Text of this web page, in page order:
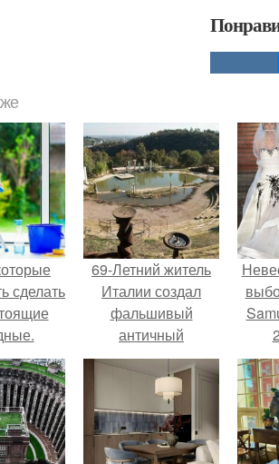
сделать
69-Летний житель
Италии создал
фальшивый
античный
амфитеатр и
долгое время
успешно выдавал
его за настоящее
историческое
в